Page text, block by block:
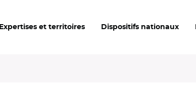
Expertises et territoires Dispositifs nationaux